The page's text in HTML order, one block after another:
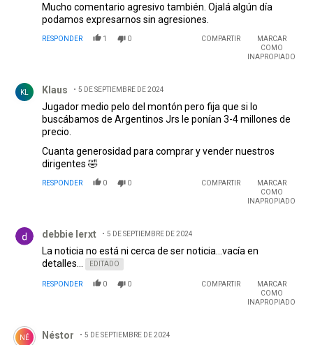
Mucho comentario agresivo también. Ojalá algún día
podamos expresarnos sin agresiones.
RESPONDER 1 0 COMPARTIR
MARCAR
COMO
INAPROPIADO
KL Klaus 5 DE SEPTIEMBRE DE 2024
Jugador medio pelo del montón pero fija que si lo
buscábamos de Argentinos Jrs le ponían 3-4 millones de
precio.
Cuanta generosidad para comprar y vender nuestros
dirigentes 🤣
RESPONDER 0 0 COMPARTIR
MARCAR
COMO
INAPROPIADO
debbie lerxt 5 DE SEPTIEMBRE DE 2024
La noticia no está ni cerca de ser noticia...vacía en
detalles...
EDITADO
RESPONDER 0 0 COMPARTIR
MARCAR
COMO
INAPROPIADO
Comentario de Néstor .
NÉ Néstor 5 DE SEPTIEMBRE DE 2024